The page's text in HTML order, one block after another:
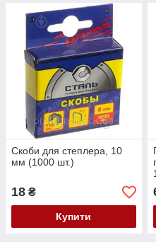
Скоби для степлера, 10
мм (1000 шт.)
18 ₴
Купити